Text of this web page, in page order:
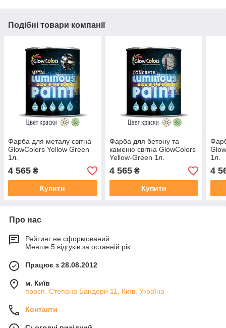
Подібні товари компанії
Фарба для металу світна
GlowColors Yellow Green
1л.
4 565 ₴
Купити
Фарба для бетону та
каменю світна GlowColors
Yellow-Green 1л.
4 565₴
Купити
1л.
4
Про нас
Рейтинг не сформований
Менше 5 відгуків за останній рік
Працює з 28.08.2012
м. Київ
просп. Степана Бандери 11, Київ, Україна
Контакти